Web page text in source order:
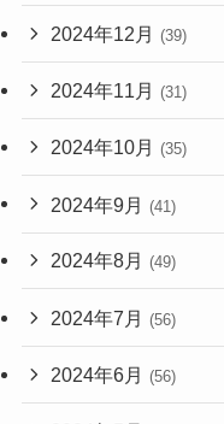
2024年12月 (39)
2024年11月 (31)
2024年10月 (35)
2024年9月 (41)
2024年8月 (49)
2024年7月 (56)
2024年6月 (56)